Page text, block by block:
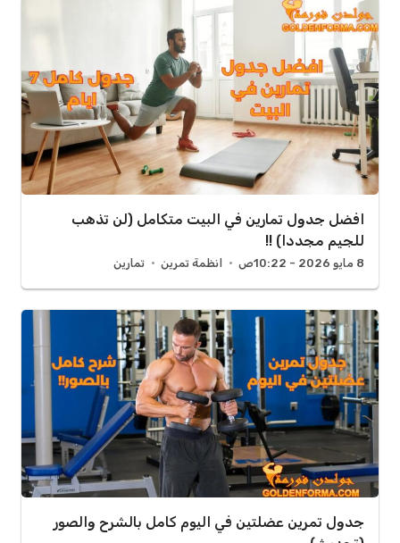
افضل جدول تمارين في البيت متكامل (لن تذهب
للجيم مجددا) !!
8 مايو 2026 - 10:22ص انظمة تمرين تمارين
جدول تمرين عضلتين في اليوم كامل بالشرح والصور